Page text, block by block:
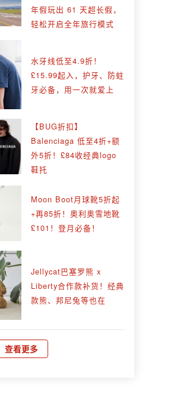
年假玩出 61 天超长假，
轻松开启全年旅行模式
水牙线低至4.9折！
£15.99起入，护牙、防蛀
牙必备，用一次就爱上
【BUG折扣】
Balenciaga 低至4折+额
外5折！£84收经典logo
鞋托
Moon Boot月球靴5折起
+再85折！奥利奥雪地靴
£101！登月必备！
Jellycat巴塞罗熊 x
Liberty合作款补货！经典
款熊、邦尼兔等也在
查看更多